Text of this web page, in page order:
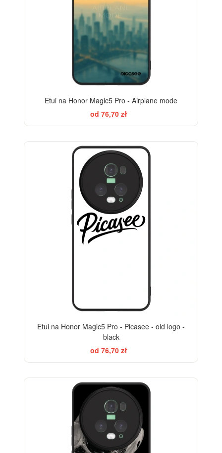
Etui na Honor Magic5 Pro - Airplane mode
od 76,70 zł
Etui na Honor Magic5 Pro - Picasee - old logo -
black
od 76,70 zł